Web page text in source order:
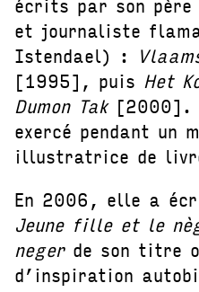
et journaliste
Istendael) :
[1995], puis Het
Dumon Tak[2000].
exercé pendant un
illustratrice de
En 2006, elle a
Jeune fille et le
negerde son titre
d’inspiration